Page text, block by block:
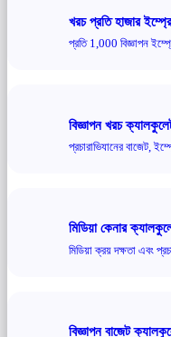
খরচ প্রতি হাজার
প্রতি 1,000 বিজ্ঞাপন
বিজ্ঞাপন খরচ
প্রচারাভিযানের বাজেট,
মিডিয়া কেনার
মিডিয়া ক্রয় দক্ষতা এবং
বিজ্ঞাপন বাজেট